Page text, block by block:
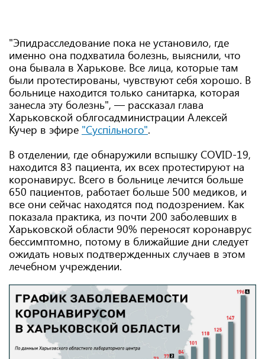
"Эпидрасследование пока не установило, где
именно она подхватила болезнь, выяснили, что
она бывала в Харькове. Все лица, которые там
были протестированы, чувствуют себя хорошо. В
больнице находится только санитарка, которая
занесла эту болезнь", — рассказал глава
Харьковской облгосадминистрации Алексей
Кучер в эфире "Суспільного".
В отделении, где обнаружили вспышку COVID-19,
находится 83 пациента, их всех протестируют на
коронавирус. Всего в больнице лечится больше
650 пациентов, работает больше 500 медиков, и
все они сейчас находятся под подозрением. Как
показала практика, из почти 200 заболевших в
Харьковской области 90% переносят коронаврус
бессимптомно, потому в ближайшие дни следует
ожидать новых подтвержденных случаев в этом
лечебном учреждении.